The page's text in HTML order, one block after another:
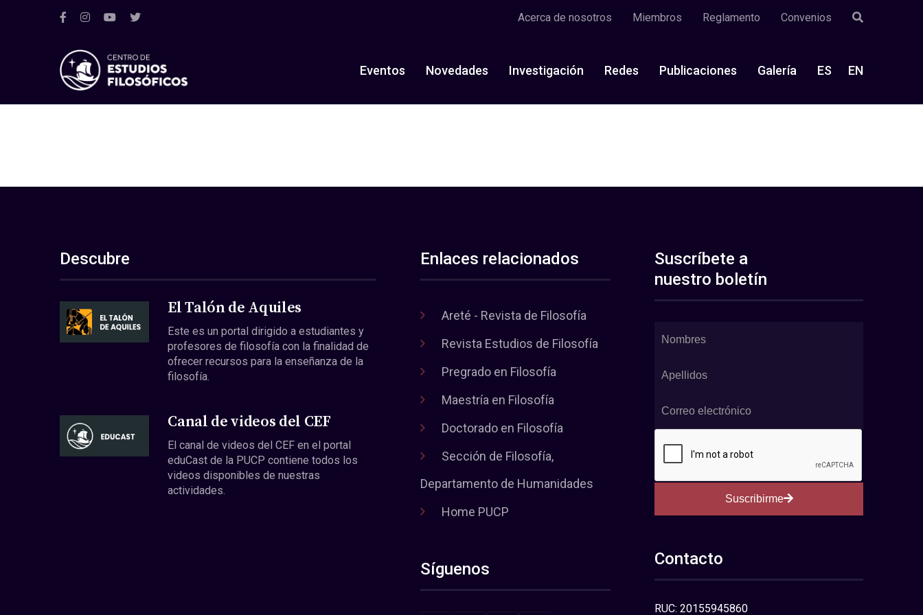
Acerca de nosotros Miembros Reglamento Convenios
Eventos Novedades Investigación Redes Publicaciones Galería ES EN
Descubre
El Talón de Aquiles
Este es un portal dirigido a estudiantes y
profesores de filosofía con la finalidad de
ofrecer recursos para la enseñanza de la
filosofía.
Canal de videos del CEF
El canal de videos del CEF en el portal
eduCast de la PUCP contiene todos los
videos disponibles de nuestras
actividades.
Enlaces relacionados
Areté - Revista de Filosofía
Revista Estudios de Filosofía
Pregrado en Filosofía
Maestría en Filosofía
Doctorado en Filosofía
Sección de Filosofía,
Departamento de Humanidades
Home PUCP
Síguenos
Suscríbete a
nuestro boletín
Suscribirme
Contacto
RUC: 20155945860